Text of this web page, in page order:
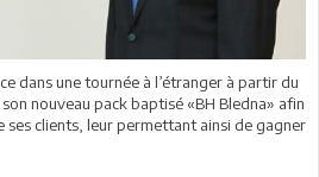
dans une tournée à l’étranger à partir du
nouveau pack baptisé «BH Bledna» afin
ses clients, leur permettant ainsi de gagner